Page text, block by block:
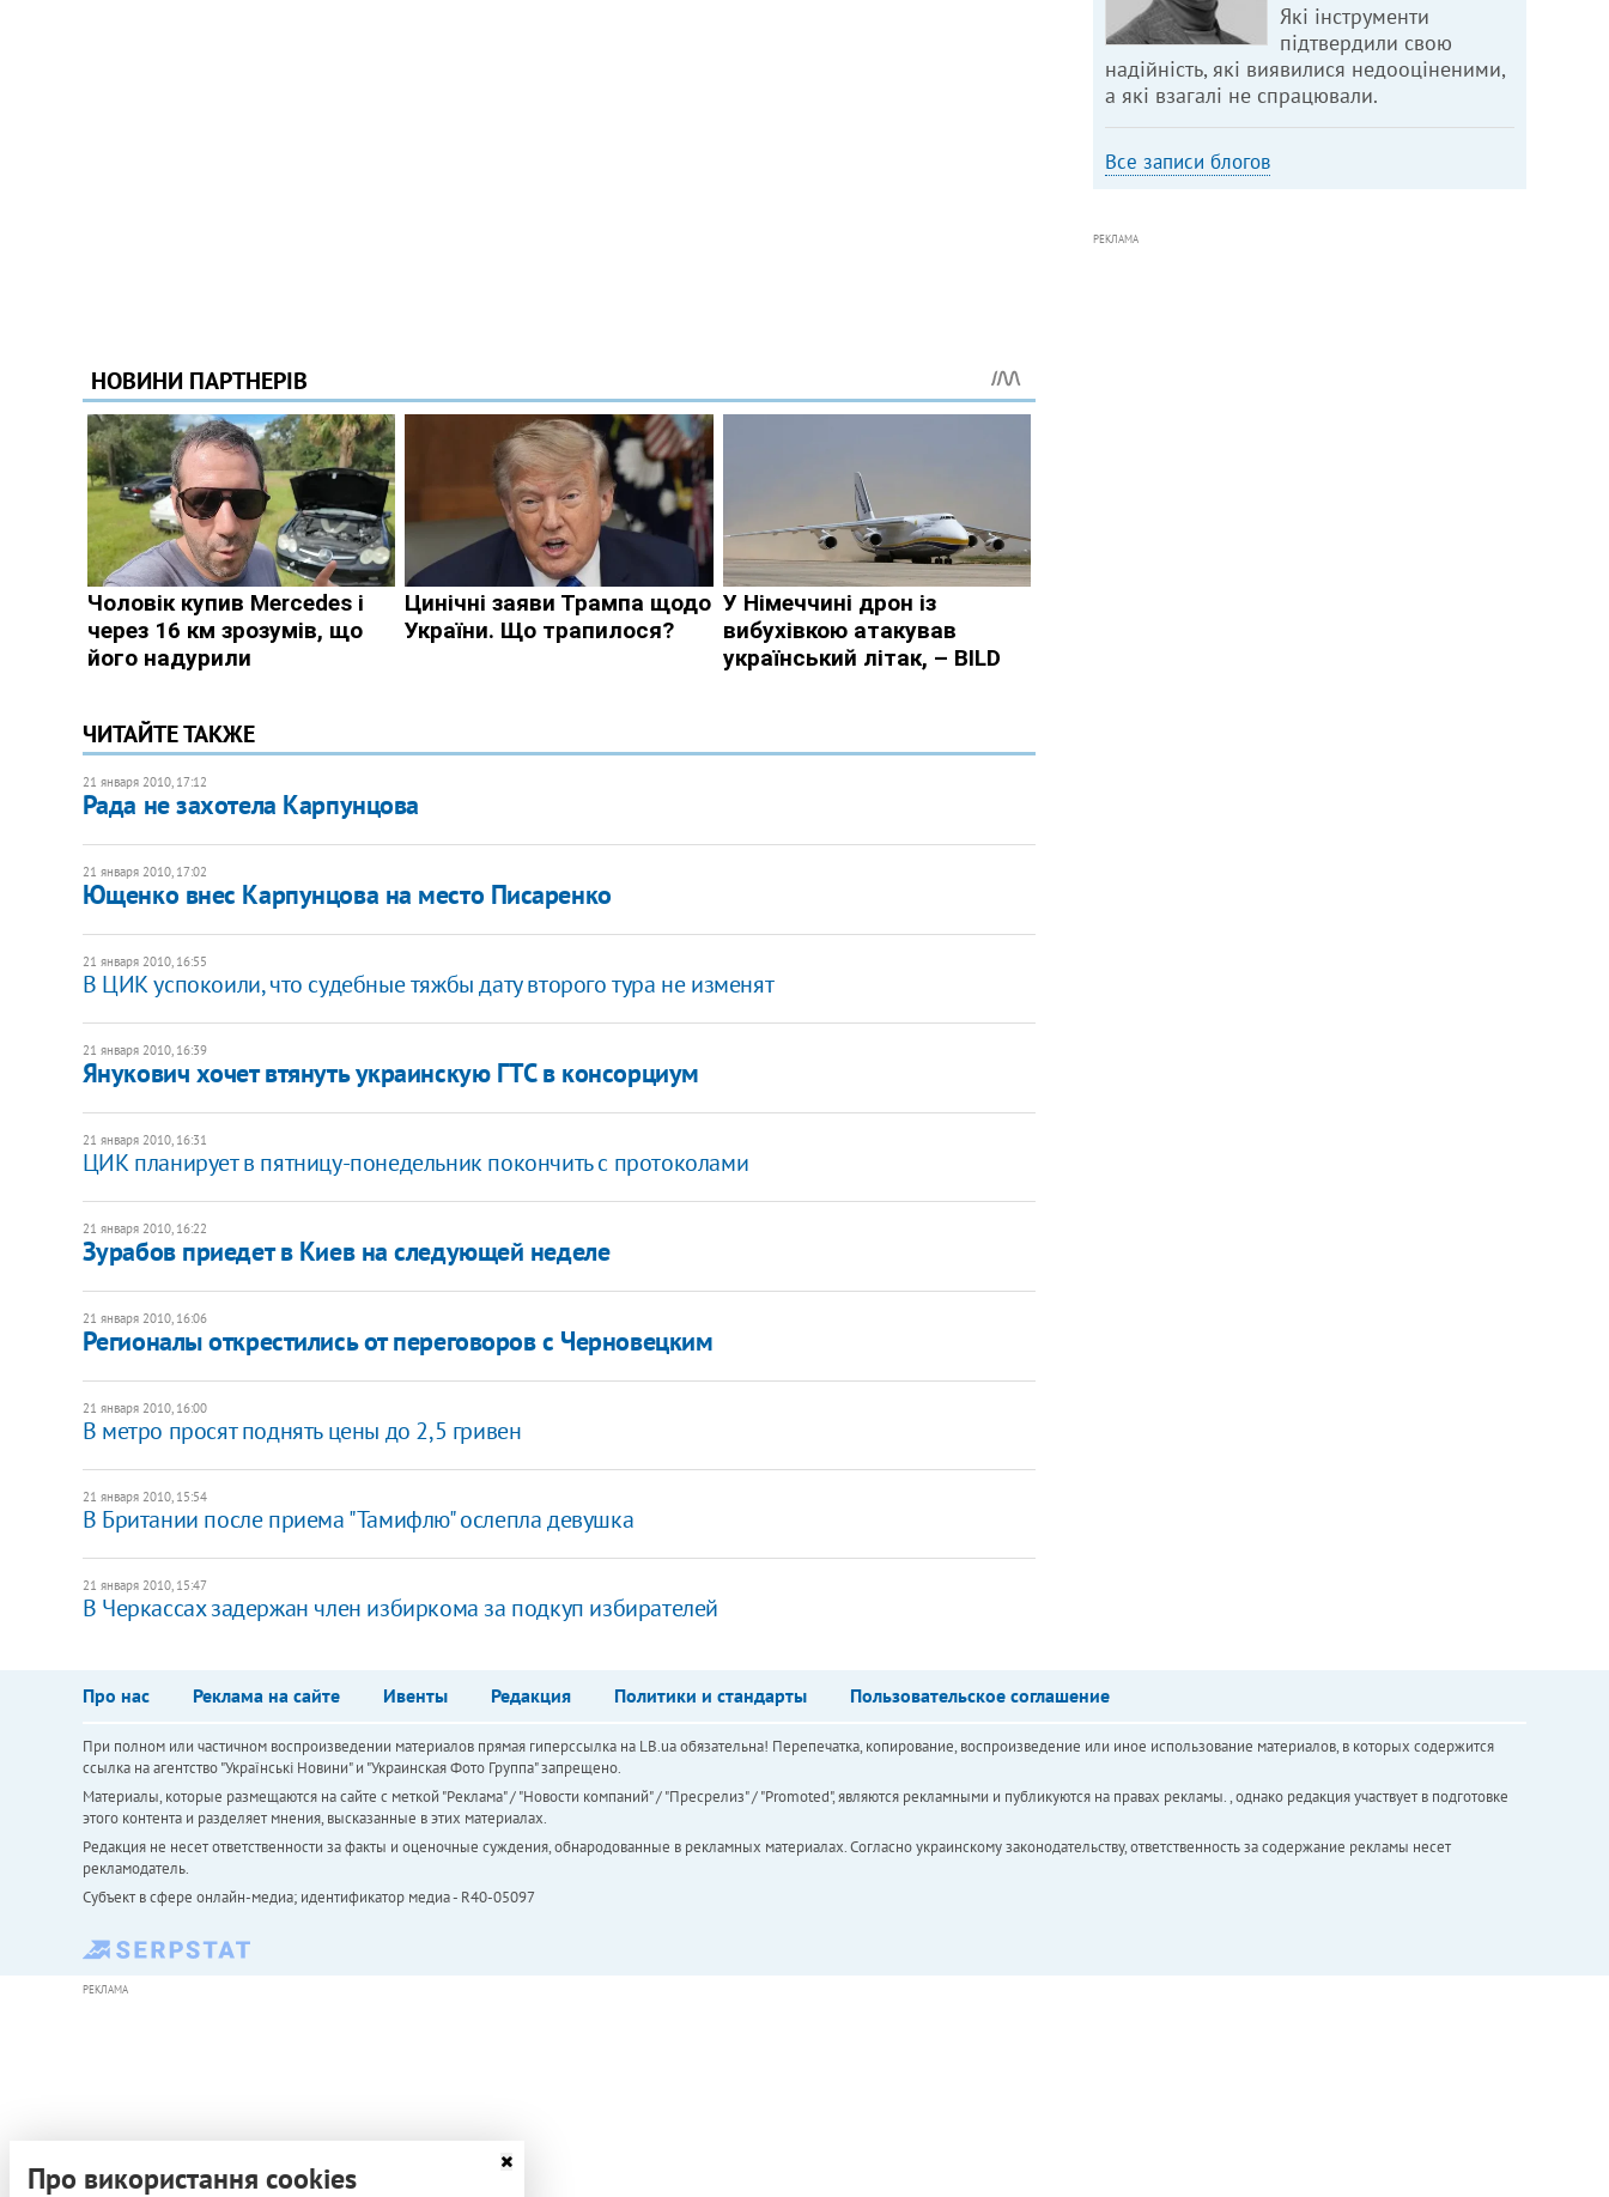
ЧИТАЙТЕ ТАКЖЕ
21 января 2010, 17:12
Рада не захотела Карпунцова
21 января 2010, 17:02
Ющенко внес Карпунцова на место Писаренко
21 января 2010, 16:55
В ЦИК успокоили, что судебные тяжбы дату второго тура не изменят
21 января 2010, 16:39
Янукович хочет втянуть украинскую ГТС в консорциум
21 января 2010, 16:31
ЦИК планирует в пятницу-понедельник покончить с протоколами
21 января 2010, 16:22
Зурабов приедет в Киев на следующей неделе
21 января 2010, 16:06
Регионалы открестились от переговоров с Черновецким
21 января 2010, 16:00
В метро просят поднять цены до 2,5 гривен
21 января 2010, 15:54
В Британии после приема "Тамифлю" ослепла девушка
21 января 2010, 15:47
В Черкассах задержан член избиркома за подкуп избирателей
Які інструменти
підтвердили свою
надійність, які виявилися недооціненими,
а які взагалі не спрацювали.
Все записи блогов
РЕКЛАМА
Про нас Реклама на сайте Ивенты Редакция Политики и стандарты Пользовательское соглашение
При полном или частичном воспроизведении материалов прямая гиперссылка на LB.ua обязательна! Перепечатка, копирование, воспроизведение или иное использование материалов, в которых содержится
ссылка на агентство "Українськi Новини" и "Украинская Фото Группа" запрещено.
Материалы, которые размещаются на сайте с меткой "Реклама" / "Новости компаний" / "Пресрелиз" / "Promoted", являются рекламными и публикуются на правах рекламы. , однако редакция участвует в подготовке
этого контента и разделяет мнения, высказанные в этих материалах.
Редакция не несет ответственности за факты и оценочные суждения, обнародованные в рекламных материалах. Согласно украинскому законодательству, ответственность за содержание рекламы несет
рекламодатель.
Субъект в сфере онлайн-медиа; идентификатор медиа - R40-05097
РЕКЛАМА
Про використання cookies